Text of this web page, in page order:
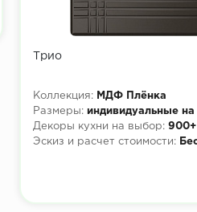
Трио
Коллекция:
МДФ Плёнка
Размеры: индивидуальные на
Декоры кухни на выбор: 900+
Эскиз и расчет стоимости: